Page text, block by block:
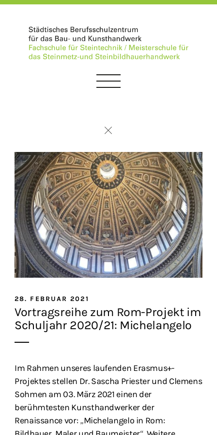
28. FEBRUAR 2021
Vortragsreihe zum Rom-Projekt im
Schuljahr 2020/21: Michelangelo
Im Rahmen unseres laufenden Erasmus+-
Projektes stellen Dr. Sascha Priester und Clemens
Sohmen am 03. März 2021 einen der
berühmtesten Kunsthandwerker der
Renaissance vor: „Michelangelo in Rom: